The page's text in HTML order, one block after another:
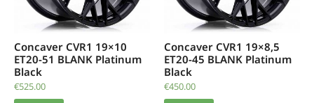
Concaver CVR1 19×10
ET20-51 BLANK Platinum
Black
€525.00
Concaver CVR1 19×8,5
ET20-45 BLANK Platinum
Black
€450.00